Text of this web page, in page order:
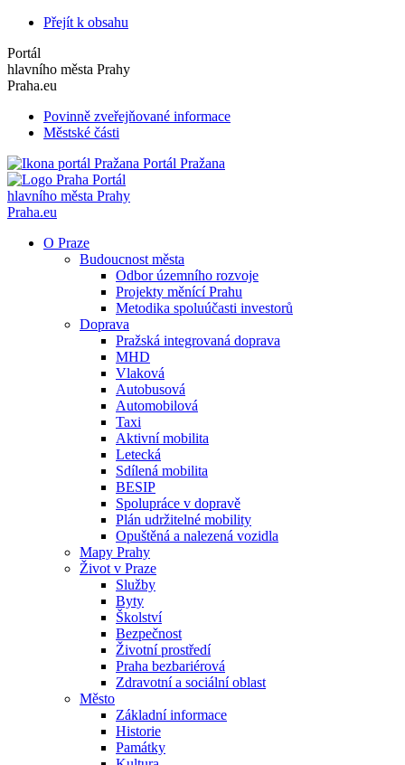
Přejít k obsahu
Portál
hlavního města Prahy
Praha.eu
Povinně zveřejňované informace
Městské části
Portál Pražana
Portál
hlavního města Prahy
Praha.eu
O Praze
Budoucnost města
Odbor územního rozvoje
Projekty měnící Prahu
Metodika spoluúčasti investorů
Doprava
Pražská integrovaná doprava
MHD
Vlaková
Autobusová
Automobilová
Taxi
Aktivní mobilita
Letecká
Sdílená mobilita
BESIP
Spolupráce v dopravě
Plán udržitelné mobility
Opuštěná a nalezená vozidla
Mapy Prahy
Život v Praze
Služby
Byty
Školství
Bezpečnost
Životní prostředí
Praha bezbariérová
Zdravotní a sociální oblast
Město
Základní informace
Historie
Památky